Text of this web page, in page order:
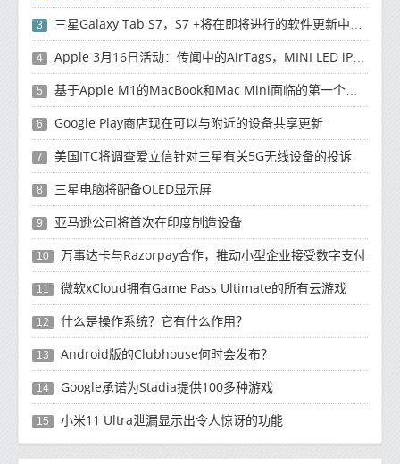
3 三星Galaxy Tab S7，S7 +将在即将进行的软件更新中获得新功能
4 Apple 3月16日活动：传闻中的AirTags，MINI LED iPad Pro可能推出
5 基于Apple M1的MacBook和Mac Mini面临的第一个恶意软件
6 Google Play商店现在可以与附近的设备共享更新
7 美国ITC将调查爱立信针对三星有关5G无线设备的投诉
8 三星电脑将配备OLED显示屏
9 亚马逊公司将首次在印度制造设备
10 万事达卡与Razorpay合作，推动小型企业接受数字支付
11 微软xCloud拥有Game Pass Ultimate的所有云游戏
12 什么是操作系统？它有什么作用？
13 Android版的Clubhouse何时会发布？
14 Google承诺为Stadia提供100多种游戏
15 小米11 Ultra泄漏显示出令人惊讶的功能